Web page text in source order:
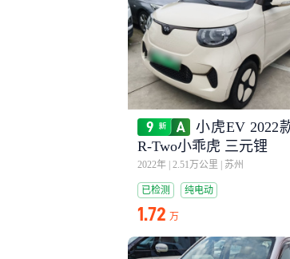
小虎EV 2022
R-Two小乖虎 三元锂
2022年 2.51万公里 苏州
已检测 纯电动
1.72 万